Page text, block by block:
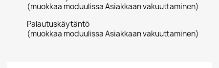
(muokkaa moduulissa Asiakkaan vakuuttaminen)
Palautuskäytäntö
(muokkaa moduulissa Asiakkaan vakuuttaminen)